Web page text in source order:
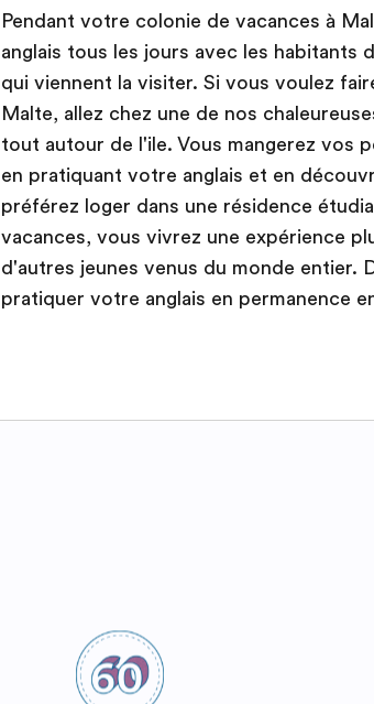
Pendant votre colonie de vacances à
anglais tous les jours avec les habitants
qui viennent la visiter. Si vous voulez
Malte, allez chez une de nos
tout autour de l'ile. Vous mangerez vos
en pratiquant votre anglais et en
préférez loger dans une résidence
vacances, vous vivrez une expérience
d'autres jeunes venus du monde entier.
pratiquer votre anglais en permanence